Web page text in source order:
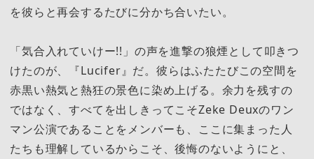
を彼らと再会するたびに分かち合いたい。
「気合入れていけー!!」の声を進撃の狼煙として叩きつ
けたのが、『Lucifer』だ。彼らはふたたびこの空間を
赤黒い熱気と熱狂の景色に染め上げる。余力を残すの
ではなく、すべてを出しきってこそZeke Deuxのワン
マン公演であることをメンバーも、ここに集まった人
たちも理解しているからこそ、後悔のないようにと、